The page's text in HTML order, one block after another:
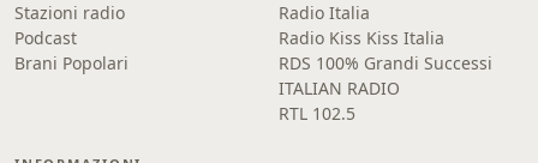
Stazioni radio
Podcast
Brani Popolari
Radio Italia
Radio Kiss Kiss Italia
RDS 100% Grandi Successi
ITALIAN RADIO
RTL 102.5